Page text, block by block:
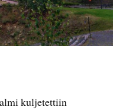
kuljetettiin